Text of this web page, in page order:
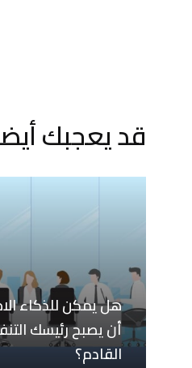
قد يعجبك
هل يمكن للذكاء
أن يصبح رئيسك
القادم؟